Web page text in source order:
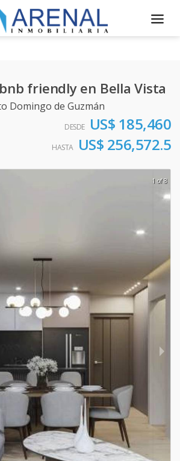
friendly en Bella Vista
Domingo de Guzmán
DESDE US$ 185,460
HASTA US$ 256,572.5
1 of 8